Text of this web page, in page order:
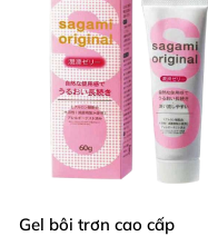
Gel bôi trơn cao cấp